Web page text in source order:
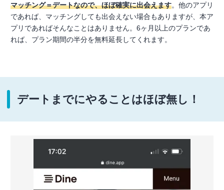
マッチング＝デートなので、ほぼ確実に出会えます。他のアプリ
であれば、マッチングしても出会えない場合もありますが、本ア
プリであればそんなことはありません。6ヶ月以上のプランであ
れば、プラン期間の半分を無料延長してくれます。
デートまでにやることはほぼ無し！